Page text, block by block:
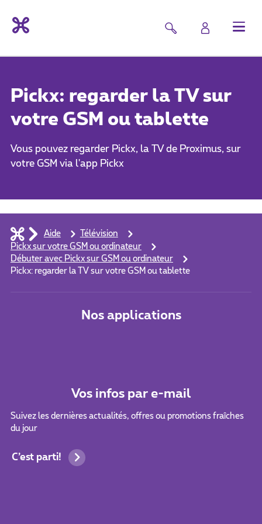
Pickx: regarder la TV sur
votre GSM ou tablette
Vous pouvez regarder Pickx, la TV de Proximus, sur
votre GSM via l'app Pickx
Aide
Télévision
Pickx sur votre GSM ou ordinateur
Débuter avec Pickx sur GSM ou ordinateur
Pickx: regarder la TV sur votre GSM ou tablette
Nos applications
Vos infos par e-mail
Suivez les dernières actualités, offres ou promotions fraîches
du jour
C’est parti!